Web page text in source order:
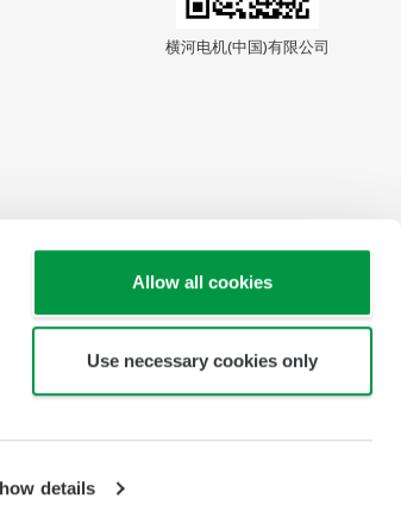
details
Allow all cookies
Use necessary cookies only
横河电机(中国)有限公司
© 2005-2026 Yokogawa China Co., Ltd.